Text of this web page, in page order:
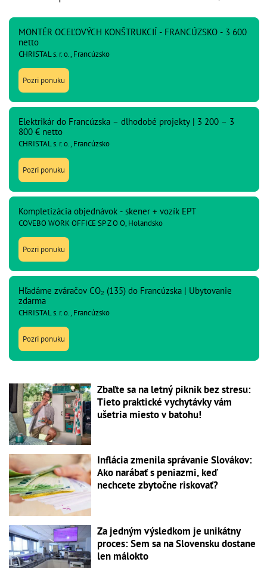
MONTÉR OCEĽOVÝCH KONŠTRUKCIÍ - FRANCÚZSKO - 3 600
netto
CHRISTAL s. r. o., Francúzsko
Pozri ponuku
Elektrikár do Francúzska – dlhodobé projekty | 3 200 – 3
800 € netto
CHRISTAL s. r. o., Francúzsko
Pozri ponuku
Kompletizácia objednávok - skener + vozík EPT
COVEBO WORK OFFICE SP Z O O, Holandsko
Pozri ponuku
Hľadáme zváračov CO₂ (135) do Francúzska | Ubytovanie
zdarma
CHRISTAL s. r. o., Francúzsko
Pozri ponuku
Zbaľte sa na letný piknik bez stresu:
Tieto praktické vychytávky vám
ušetria miesto v batohu!
Inflácia zmenila správanie Slovákov:
Ako narábať s peniazmi, keď
nechcete zbytočne riskovať?
Za jedným výsledkom je unikátny
proces: Sem sa na Slovensku dostane
len málokto